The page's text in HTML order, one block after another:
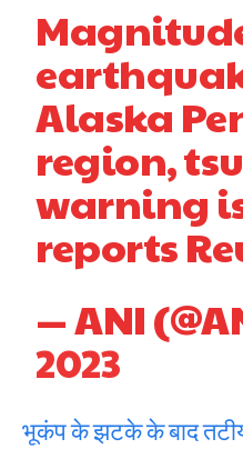
Alaska
region,
warning
reports
— ANI
2023
भूकंप के झटके के बाद तटीय